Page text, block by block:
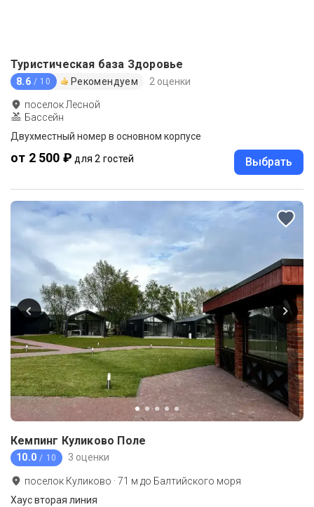
Туристическая база Здоровье
8.6 / 10 Рекомендуем 2 оценки
поселок Лесной
Бассейн
Двухместный номер в основном корпусе
от 2 500 ₽ для 2 гостей Выбрать
Кемпинг Куликово Поле
10.0 / 10 3 оценки
поселок Куликово ·71 м до Балтийского моря
Хаус вторая линия